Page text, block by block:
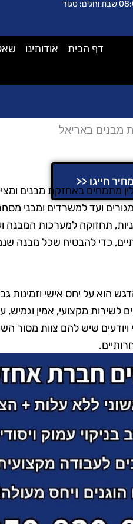
דף הבית אודותינו
מבנים באריאל
באריאל
חייגו <<
מתמחים באחזקת מבנים
ועד למשרדים ומבני
תחזוקה למערכות המבנה
כדי להבטיח שכל מבנה
הוא על יחס אישי וזמינות
לשירות מקצועי, אמין
שיש להם צוות מסור